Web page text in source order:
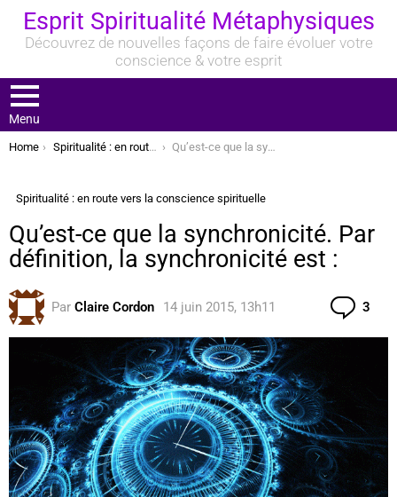
Esprit Spiritualité Métaphysiques
Découvrez de nouvelles façons de faire évoluer votre
conscience & votre esprit
Menu
You are here:
Home Spiritualité : en route vers la conscience spirituelle Qu’est-ce que la synchronicité. Par définition, la synchronicité est :
Spiritualité : en route vers la conscience spirituelle
Qu’est-ce que la synchronicité. Par
définition, la synchronicité est :
Par Claire Cordon 14 juin 2015, 13h11 3